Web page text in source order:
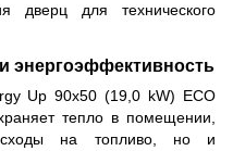
дверц для технического
энергоэффективность
Up 90х50 (19,0 kW) ECO
тепло в помещении,
на топливо, но и